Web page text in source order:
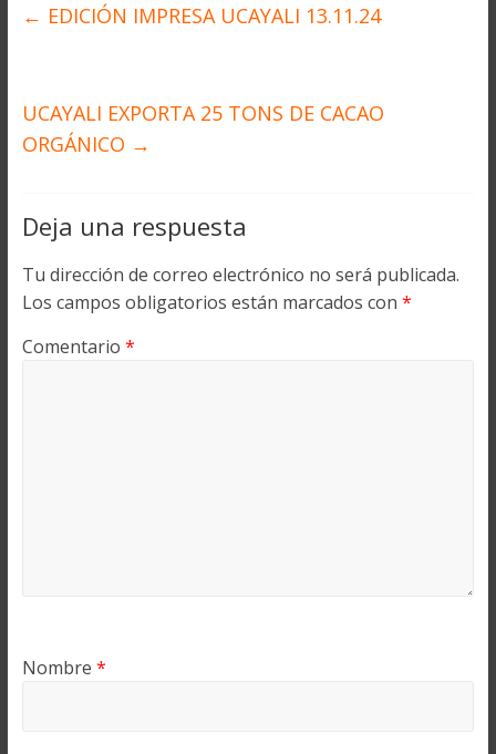
← EDICIÓN IMPRESA UCAYALI 13.11.24
UCAYALI EXPORTA 25 TONS DE CACAO
ORGÁNICO →
Deja una respuesta
Tu dirección de correo electrónico no será publicada.
Los campos obligatorios están marcados con *
Comentario *
Nombre *